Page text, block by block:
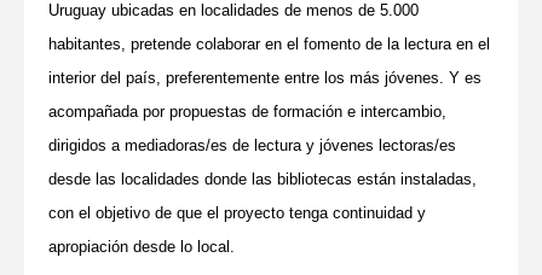
Convocatorias CCE
Convocatorias externas
Sala de Prensa
CCE Medios
Mediateca
> Ir a Mediateca
Ludoteca
Comicteca
CCE en el interior/libros
Ciencia y Tecnología
Cine
Escénicas
Exposiciones
Uruguay ubicadas en localidades de menos de 5.000
habitantes, pretende colaborar en el fomento de la lectura en el
interior del país, preferentemente entre los más jóvenes. Y es
acompañada por propuestas de formación e intercambio,
dirigidos a mediadoras/es de lectura y jóvenes lectoras/es
desde las localidades donde las bibliotecas están instaladas,
con el objetivo de que el proyecto tenga continuidad y
apropiación desde lo local.